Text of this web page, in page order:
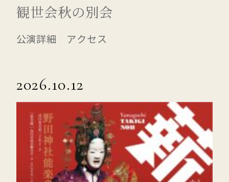
観世会秋の別会
公演詳細 アクセス
2026.10.12